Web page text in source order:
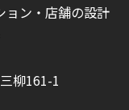
ョン・店舗の設計
柳161-1